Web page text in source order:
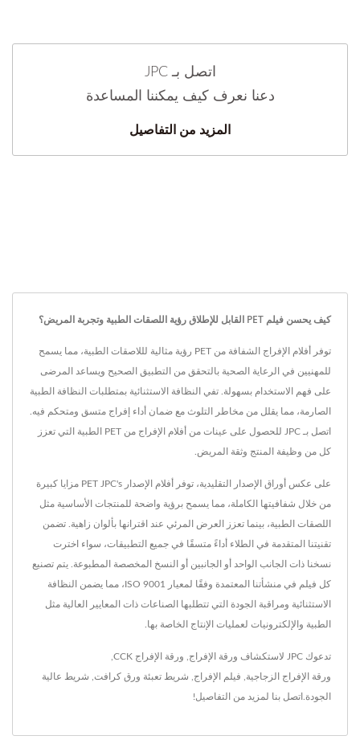
اتصل بـ JPC
دعنا نعرف كيف يمكننا المساعدة
المزيد من التفاصيل
كيف يحسن فيلم PET القابل للإطلاق رؤية اللصقات الطبية وتجربة المريض؟
توفر أفلام الإفراج الشفافة من PET رؤية مثالية لللاصقات الطبية، مما يسمح
للمهنيين في الرعاية الصحية بالتحقق من التطبيق الصحيح ويساعد المرضى
على فهم الاستخدام بسهولة. تفي النظافة الاستثنائية بمتطلبات النظافة الطبية
الصارمة، مما يقلل من مخاطر التلوث مع ضمان أداء إفراج متسق ومتحكم فيه.
اتصل بـ JPC للحصول على عينات من أفلام الإفراج من PET الطبية التي تعزز
كل من وظيفة المنتج وثقة المريض.
على عكس أوراق الإصدار التقليدية، توفر أفلام الإصدار PET JPC's مزايا كبيرة
من خلال شفافيتها الكاملة، مما يسمح برؤية واضحة للمنتجات الأساسية مثل
اللصقات الطبية، بينما تعزز العرض المرئي عند اقترانها بألوان زاهية. تضمن
تقنيتنا المتقدمة في الطلاء أداءً متسقًا في جميع التطبيقات، سواء اخترت
نسخنا ذات الجانب الواحد أو الجانبين أو النسخ المخصصة المطبوعة. يتم تصنيع
كل فيلم في منشأتنا المعتمدة وفقًا لمعيار ISO 9001، مما يضمن النظافة
الاستثنائية ومراقبة الجودة التي تتطلبها الصناعات ذات المعايير العالية مثل
الطبية والإلكترونيات لعمليات الإنتاج الخاصة بها.
تدعوك JPC لاستكشاف ورقة الإفراج ورقة الإفراج CCK
ورقة الإفراج الزجاجية فيلم الإفراج شريط تعبئة ورق كرافت شريط عالية
الجودة. اتصل بنا لمزيد من التفاصيل!